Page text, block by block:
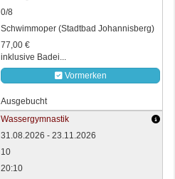
0/8
Schwimmoper (Stadtbad Johannisberg)
77,00 €
inklusive Badei...
Vormerken
Ausgebucht
Wassergymnastik
31.08.2026 - 23.11.2026
10
20:10